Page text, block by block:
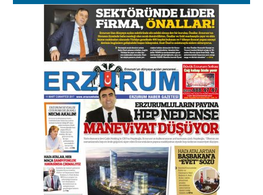
Esat BİNDESEN
Başkan Sekmen’den Erzurum’a
bir vizyon proje daha!
02 Ağustos 2026 Pazar
Kadir SABUNCUOĞLU
Erzurumspor’un köşe taşları
29 Haziran 2026 Pazartesi